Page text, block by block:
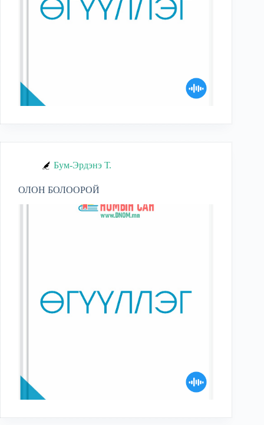
Бум-Эрдэнэ Т.
ОЛОН БОЛООРОЙ